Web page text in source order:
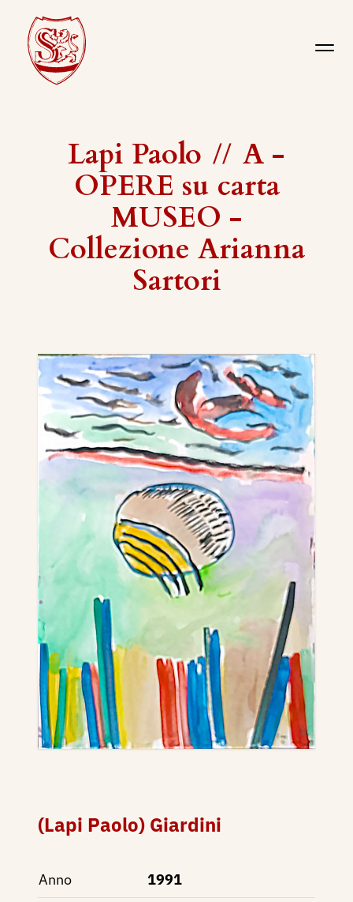
Lapi Paolo // A -
OPERE su carta
MUSEO -
Collezione Arianna
Sartori
(Lapi Paolo) Giardini
Anno
1991